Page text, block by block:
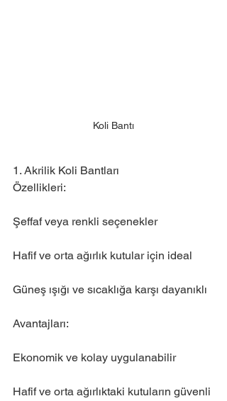
Koli Bantı
1. Akrilik Koli Bantları
Özellikleri:
Şeffaf veya renkli seçenekler
Hafif ve orta ağırlık kutular için ideal
Güneş ışığı ve sıcaklığa karşı dayanıklı
Avantajları:
Ekonomik ve kolay uygulanabilir
Hafif ve orta ağırlıktaki kutuların güvenli